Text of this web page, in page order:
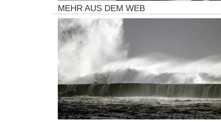
MEHR AUS DEM WEB